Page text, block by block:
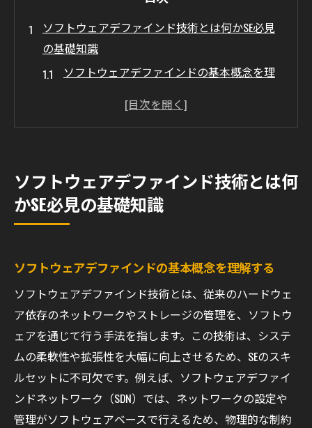
ソフトウェアデファインド技術とは何かSE必見
の基礎知識
ソフトウェアデファインドの基本概念を理
ソフトウェアデファインドと伝統的技術の
重要性
ソフトウェアデファインドの歴史と進化
基本用語とその意味を把握する
SEが知るべきソフトウェアデファインドのメリ
ットと利点
システム効率化への貢献
コスト削減とリソース最適化
柔軟性とスケーラビリティの向上
セキュリティ強化の方法
運用自動化による効果
ソフトウェアデファインド技術とは何
かSE必見の基礎知識
ソフトウェアデファインドの基本概念を理解する
ソフトウェアデファインド技術とは、従来のハードウェ
ア依存のネットワークやストレージの管理を、ソフトウ
ェアを通じて行う手法を指します。この技術は、システ
ムの柔軟性や拡張性を大幅に向上させるため、SEのスキ
ルセットに不可欠です。例えば、ソフトウェアデファイ
ンドネットワーク（SDN）では、ネットワークの設定や
管理がソフトウェアベースで行えるため、物理的な制約